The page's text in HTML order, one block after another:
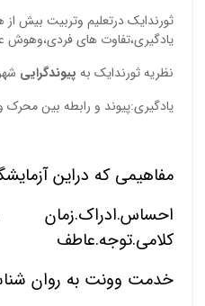
ثورندایک درتعلیم وتربیت بیش از
یادگیری،تفاوت های فردی،وهوش
نظریه ثورندایک به پیوندگرایی
یادگیری:پیوند و رابطه بین
مفاهیمی که دراین
کلامی.توجه.عاطف
خدمت وونت به روان